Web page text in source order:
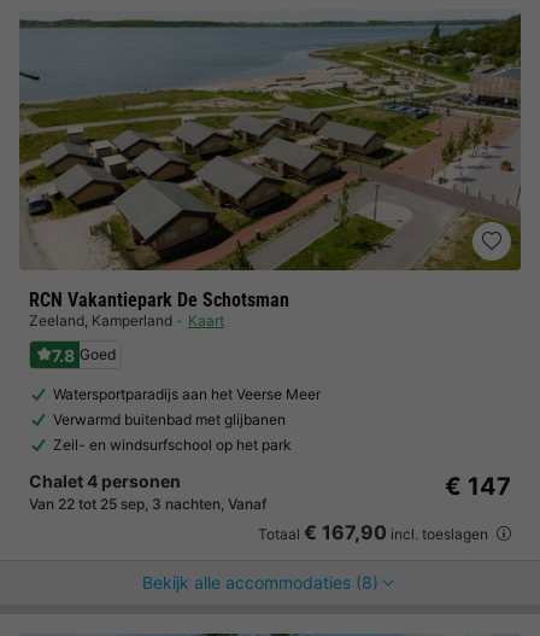
RCN Vakantiepark De Schotsman
Zeeland, Kamperland Kaart
7.8 Goed
Watersportparadijs aan het Veerse Meer
Verwarmd buitenbad met glijbanen
Zeil- en windsurfschool op het park
Chalet 4 personen
Van 22 tot 25 sep, 3 nachten, Vanaf
€ 147
Totaal € 167,90 incl. toeslagen
Bekijk alle accommodaties (8)